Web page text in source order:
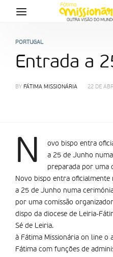
PORTUGAL
Entrada a
BY FÁTIMA MISSIONÁRIA 22 DE
N
ovo bispo entra
a 25 de Junho
preparada por uma
Novo bispo entra oficialmente
a 25 de Junho numa
por uma comissão
dispo da diocese de Leiria-
Sé de Leiria.
à Fátima Missionária on line o
Fátima com funções de